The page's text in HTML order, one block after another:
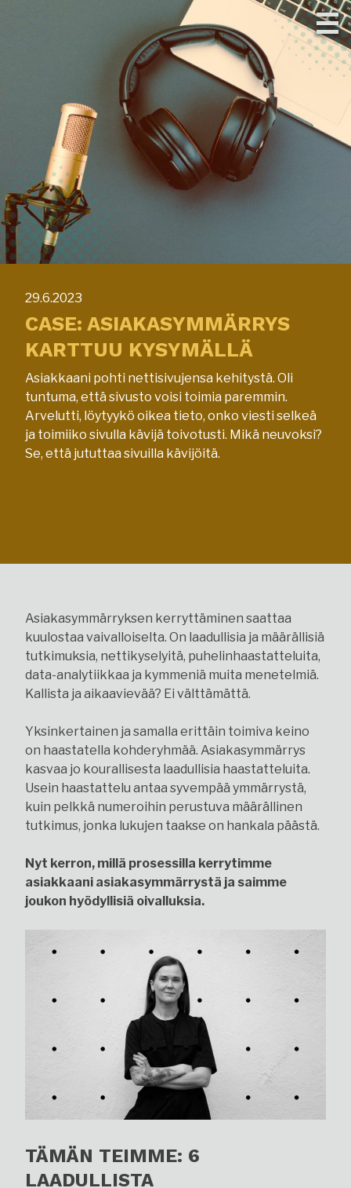
29.6.2023
CASE: ASIAKASYMMÄRRYS
KARTTUU KYSYMÄLLÄ
Asiakkaani pohti nettisivujensa kehitystä. Oli
tuntuma, että sivusto voisi toimia paremmin.
Arvelutti, löytyykö oikea tieto, onko viesti selkeä
ja toimiiko sivulla kävijä toivotusti. Mikä neuvoksi?
Se, että jututtaa sivuilla kävijöitä.
Asiakasymmärryksen kerryttäminen saattaa
kuulostaa vaivalloiselta. On laadullisia ja määrällisiä
tutkimuksia, nettikyselyitä, puhelinhaastatteluita,
data-analytiikkaa ja kymmeniä muita menetelmiä.
Kallista ja aikaavievää? Ei välttämättä.
Yksinkertainen ja samalla erittäin toimiva keino
on haastatella kohderyhmää. Asiakasymmärrys
kasvaa jo kourallisesta laadullisia haastatteluita.
Usein haastattelu antaa syvempää ymmärrystä,
kuin pelkkä numeroihin perustuva määrällinen
tutkimus, jonka lukujen taakse on hankala päästä.
Nyt kerron, millä prosessilla kerrytimme
asiakkaani asiakasymmärrystä ja saimme
joukon hyödyllisiä oivalluksia.
TÄMÄN TEIMME: 6
LAADULLISTA